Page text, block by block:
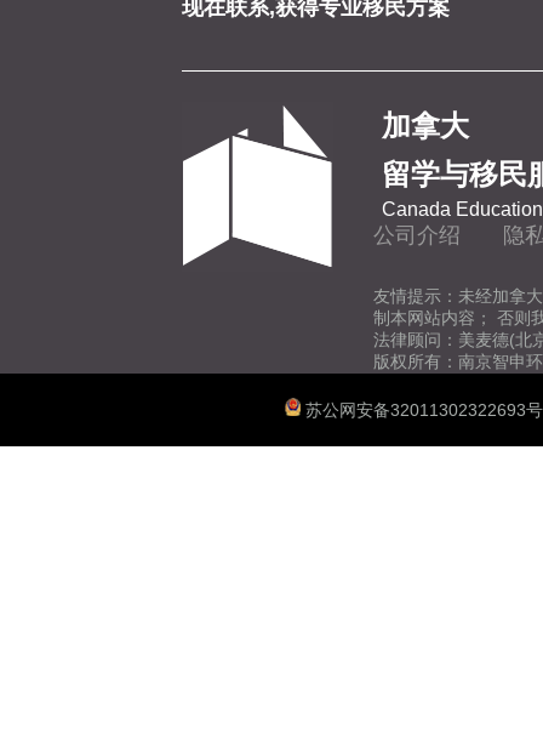
现在联系,获得专业移民方案
加拿大
留学与移民
Canada
公司介绍 隐
友情提示：未经加拿
制本网站内容； 否则
法律顾问：美麦德(北
版权所有：南京智申
苏公网安备32011302322693号